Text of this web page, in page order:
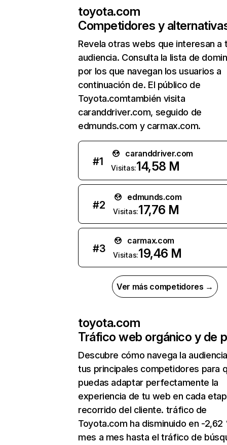
toyota.com
Competidores y
Revela otras webs que interesan a
audiencia. Consulta la lista de
por los que navegan los usuarios a
continuación de. El público de
Toyota.comtambién visita
caranddriver.com, seguido de
edmunds.com y carmax.com.
#1
caranddriver.com
Visitas:14,58 M
#2
edmunds.com
Visitas:17,76 M
#3
carmax.com
Visitas:19,46 M
Ver más competidores →
toyota.com
Tráfico web orgánico y de
Descubre cómo navega la
tus principales competidores para
puedas adaptar perfectamente la
experiencia de tu web en cada
recorrido del cliente. tráfico de
Toyota.com ha disminuido en -2,62
mes a mes hasta el tráfico de